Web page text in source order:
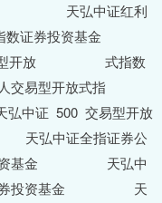
天弘中证红利
券投资基金
型开放 式指数
型开放式指
500 交易型开放
证全指证券公
资基金 天弘中
券投资基金 天